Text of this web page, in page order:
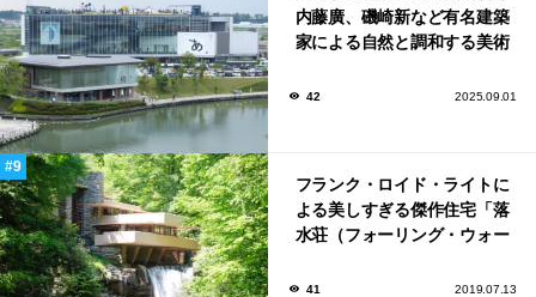
内藤廣、磯崎新など有名建築
家による自然と調和する美術
42 2025.09.01
フランク・ロイド・ライトに
よる美しすぎる傑作住宅「落
水荘（フォーリング・ウォー
41 2019.07.13